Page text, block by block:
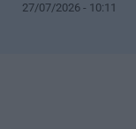
27/07/2026 - 10:11